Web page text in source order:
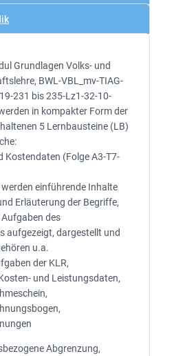
Grundlagen Volks- und
BWL-VBL_mv-TIAG-
231 bis 235-Lz1-32-10-
in kompakter Form der
5 Lernbausteine (LB)
Kostendaten (Folge A3-T7-
einführende Inhalte
Erläuterung der Begriffe,
des
aufgezeigt, dargestellt und
u.a.
der KLR,
und Leistungsdaten,
Abgrenzung,